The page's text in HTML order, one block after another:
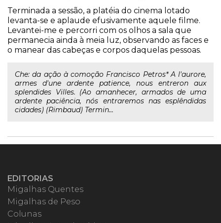
Terminada a sessão, a platéia do cinema lotado
levanta-se e aplaude efusivamente aquele filme.
Levantei-me e percorri com os olhos a sala que
permanecia ainda à meia luz, observando as faces e
o manear das cabeças e corpos daquelas pessoas.
Che: da ação à comoção Francisco Petros* A l'aurore,
armes d'une ardente patience, nous entreron aux
splendides Villes. (Ao amanhecer, armados de uma
ardente paciência, nós entraremos nas esplêndidas
cidades) (Rimbaud) Termin...
EDITORIAS
Migalhas Quentes
Migalhas de Peso
Colunas